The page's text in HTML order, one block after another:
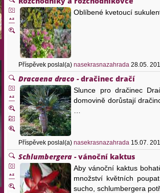
Oblíbené kvetoucí
Příspěvek poslal(a)nasekrasnazahrada 28.05.
Dracaena draco - dračinec dračí
Slunce pro dračinec
domovině dorůstají
Příspěvek poslal(a)nasekrasnazahrada 15.07.
Schlumbergera - vánoční kaktus
Aby vánoční kaktus
množství květních
sucho, schlumbergera